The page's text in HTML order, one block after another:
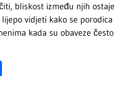
bliskost između njih ostaje
vidjeti kako se porodica
kada su obaveze često